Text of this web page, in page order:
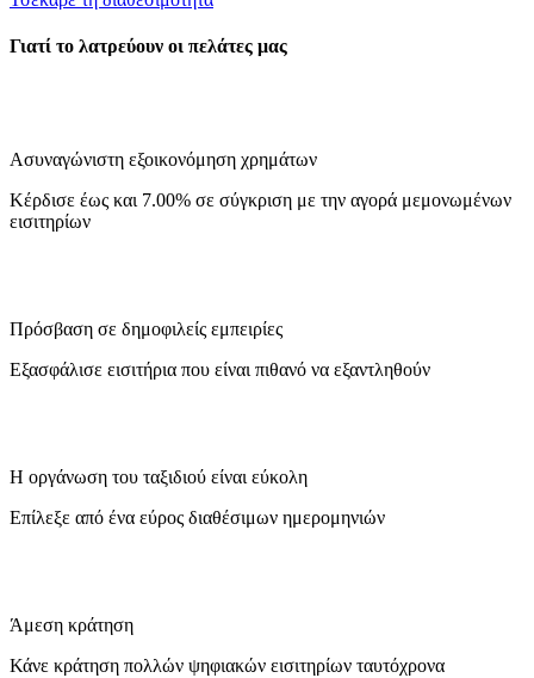
Γιατί το λατρεύουν οι πελάτες μας
Ασυναγώνιστη εξοικονόμηση χρημάτων
Κέρδισε έως και 7.00% σε σύγκριση με την αγορά μεμονωμένων
εισιτηρίων
Πρόσβαση σε δημοφιλείς εμπειρίες
Εξασφάλισε εισιτήρια που είναι πιθανό να εξαντληθούν
Η οργάνωση του ταξιδιού είναι εύκολη
Επίλεξε από ένα εύρος διαθέσιμων ημερομηνιών
Άμεση κράτηση
Κάνε κράτηση πολλών ψηφιακών εισιτηρίων ταυτόχρονα